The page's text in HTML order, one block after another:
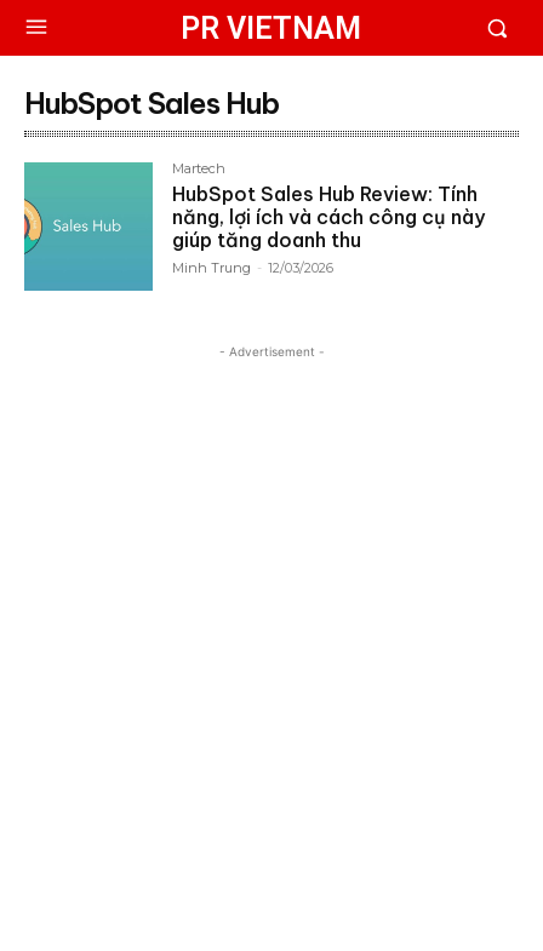
PR VIETNAM
HubSpot Sales Hub
Martech
HubSpot Sales Hub Review: Tính
năng, lợi ích và cách công cụ này
giúp tăng doanh thu
Minh Trung - 12/03/2026
- Advertisement -